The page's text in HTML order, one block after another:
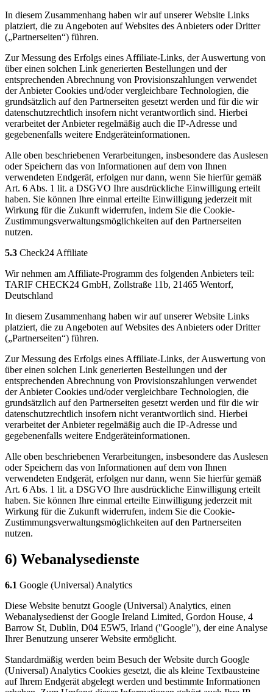
In diesem Zusammenhang haben wir auf unserer Website Links
platziert, die zu Angeboten auf Websites des Anbieters oder Dritter
(„Partnerseiten“) führen.
Zur Messung des Erfolgs eines Affiliate-Links, der Auswertung von
über einen solchen Link generierten Bestellungen und der
entsprechenden Abrechnung von Provisionszahlungen verwendet
der Anbieter Cookies und/oder vergleichbare Technologien, die
grundsätzlich auf den Partnerseiten gesetzt werden und für die wir
datenschutzrechtlich insofern nicht verantwortlich sind. Hierbei
verarbeitet der Anbieter regelmäßig auch die IP-Adresse und
gegebenenfalls weitere Endgeräteinformationen.
Alle oben beschriebenen Verarbeitungen, insbesondere das Auslesen
oder Speichern das von Informationen auf dem von Ihnen
verwendeten Endgerät, erfolgen nur dann, wenn Sie hierfür gemäß
Art. 6 Abs. 1 lit. a DSGVO Ihre ausdrückliche Einwilligung erteilt
haben. Sie können Ihre einmal erteilte Einwilligung jederzeit mit
Wirkung für die Zukunft widerrufen, indem Sie die Cookie-
Zustimmungsverwaltungsmöglichkeiten auf den Partnerseiten
nutzen.
5.3 Check24 Affiliate
Wir nehmen am Affiliate-Programm des folgenden Anbieters teil:
TARIF CHECK24 GmbH, Zollstraße 11b, 21465 Wentorf,
Deutschland
In diesem Zusammenhang haben wir auf unserer Website Links
platziert, die zu Angeboten auf Websites des Anbieters oder Dritter
(„Partnerseiten“) führen.
Zur Messung des Erfolgs eines Affiliate-Links, der Auswertung von
über einen solchen Link generierten Bestellungen und der
entsprechenden Abrechnung von Provisionszahlungen verwendet
der Anbieter Cookies und/oder vergleichbare Technologien, die
grundsätzlich auf den Partnerseiten gesetzt werden und für die wir
datenschutzrechtlich insofern nicht verantwortlich sind. Hierbei
verarbeitet der Anbieter regelmäßig auch die IP-Adresse und
gegebenenfalls weitere Endgeräteinformationen.
Alle oben beschriebenen Verarbeitungen, insbesondere das Auslesen
oder Speichern das von Informationen auf dem von Ihnen
verwendeten Endgerät, erfolgen nur dann, wenn Sie hierfür gemäß
Art. 6 Abs. 1 lit. a DSGVO Ihre ausdrückliche Einwilligung erteilt
haben. Sie können Ihre einmal erteilte Einwilligung jederzeit mit
Wirkung für die Zukunft widerrufen, indem Sie die Cookie-
Zustimmungsverwaltungsmöglichkeiten auf den Partnerseiten
nutzen.
6) Webanalysedienste
6.1 Google (Universal) Analytics
Diese Website benutzt Google (Universal) Analytics, einen
Webanalysedienst der Google Ireland Limited, Gordon House, 4
Barrow St, Dublin, D04 E5W5, Irland ("Google"), der eine Analyse
Ihrer Benutzung unserer Website ermöglicht.
Standardmäßig werden beim Besuch der Website durch Google
(Universal) Analytics Cookies gesetzt, die als kleine Textbausteine
auf Ihrem Endgerät abgelegt werden und bestimmte Informationen